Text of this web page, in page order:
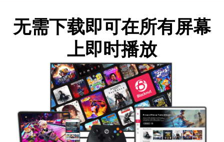
无需下载即可在所有屏幕
上即时播放